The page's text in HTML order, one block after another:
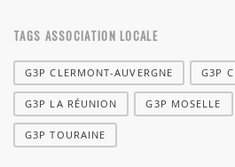
TAGS ASSOCIATION LOCALE
G3P CLERMONT-AUVERGNE G3P
G3P LA RÉUNION G3P MOSELLE
G3P TOURAINE